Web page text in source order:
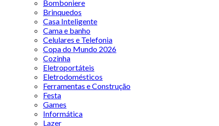
Bomboniere
Brinquedos
Casa Inteligente
Cama e banho
Celulares e Telefonia
Copa do Mundo 2026
Cozinha
Eletroportáteis
Eletrodomésticos
Ferramentas e Construção
Festa
Games
Informática
Lazer